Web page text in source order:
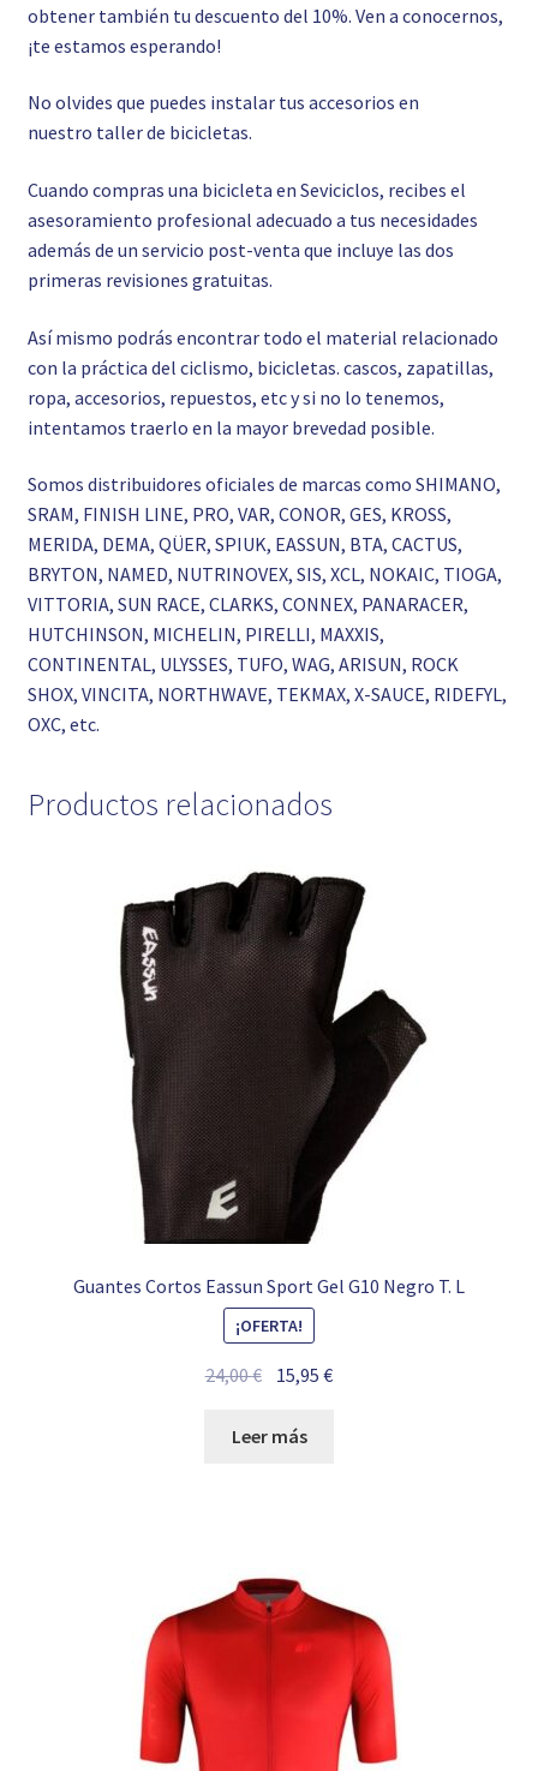
obtener también tu descuento del 10%. Ven a conocernos,
¡te estamos esperando!
No olvides que puedes instalar tus accesorios en
nuestro taller de bicicletas.
Cuando compras una bicicleta en Seviciclos, recibes el
asesoramiento profesional adecuado a tus necesidades
además de un servicio post-venta que incluye las dos
primeras revisiones gratuitas.
Así mismo podrás encontrar todo el material relacionado
con la práctica del ciclismo, bicicletas. cascos, zapatillas,
ropa, accesorios, repuestos, etc y si no lo tenemos,
intentamos traerlo en la mayor brevedad posible.
Somos distribuidores oficiales de marcas como SHIMANO,
SRAM, FINISH LINE, PRO, VAR, CONOR, GES, KROSS,
MERIDA, DEMA, QÜER, SPIUK, EASSUN, BTA, CACTUS,
BRYTON, NAMED, NUTRINOVEX, SIS, XCL, NOKAIC, TIOGA,
VITTORIA, SUN RACE, CLARKS, CONNEX, PANARACER,
HUTCHINSON, MICHELIN, PIRELLI, MAXXIS,
CONTINENTAL, ULYSSES, TUFO, WAG, ARISUN, ROCK
SHOX, VINCITA, NORTHWAVE, TEKMAX, X-SAUCE, RIDEFYL,
OXC, etc.
Productos relacionados
Guantes Cortos Eassun Sport Gel G10 Negro T. L
¡OFERTA!
24,00€ El
original
15,95€El
Leer más